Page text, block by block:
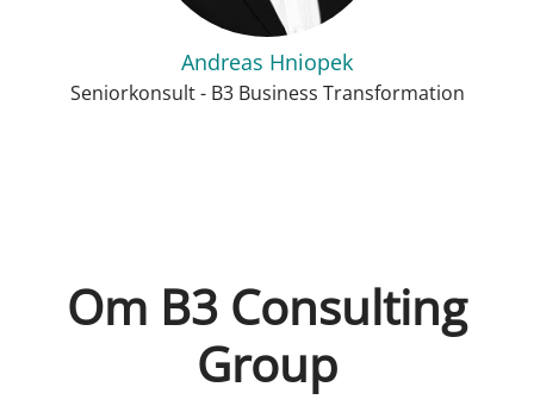
Andreas Hniopek
Seniorkonsult - B3 Business Transformation
Om B3 Consulting
Group